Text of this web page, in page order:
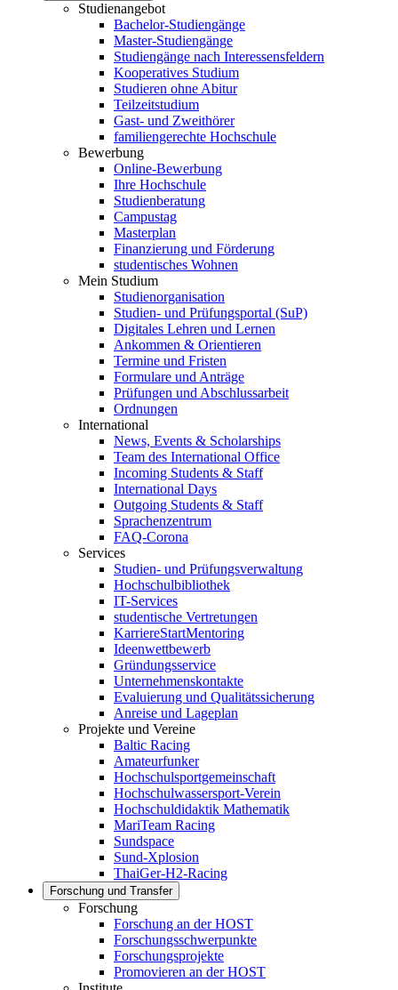
Studienangebot
Bachelor-Studiengänge
Master-Studiengänge
Studiengänge nach Interessensfeldern
Kooperatives Studium
Studieren ohne Abitur
Teilzeitstudium
Gast- und Zweithörer
familiengerechte Hochschule
Bewerbung
Online-Bewerbung
Ihre Hochschule
Studienberatung
Campustag
Masterplan
Finanzierung und Förderung
studentisches Wohnen
Mein Studium
Studienorganisation
Studien- und Prüfungsportal (SuP)
Digitales Lehren und Lernen
Ankommen & Orientieren
Termine und Fristen
Formulare und Anträge
Prüfungen und Abschlussarbeit
Ordnungen
International
News, Events & Scholarships
Team des International Office
Incoming Students & Staff
International Days
Outgoing Students & Staff
Sprachenzentrum
FAQ-Corona
Services
Studien- und Prüfungsverwaltung
Hochschulbibliothek
IT-Services
studentische Vertretungen
KarriereStartMentoring
Ideenwettbewerb
Gründungsservice
Unternehmenskontakte
Evaluierung und Qualitätssicherung
Anreise und Lageplan
Projekte und Vereine
Baltic Racing
Amateurfunker
Hochschulsportgemeinschaft
Hochschulwassersport-Verein
Hochschuldidaktik Mathematik
MariTeam Racing
Sundspace
Sund-Xplosion
ThaiGer-H2-Racing
Forschung und Transfer
Forschung
Forschung an der HOST
Forschungsschwerpunkte
Forschungsprojekte
Promovieren an der HOST